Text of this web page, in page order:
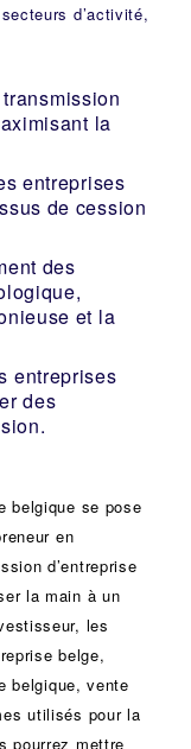
d’activité,
la
entreprises
de cession
des
et la
entreprises
des
belgique se pose
en
d’entreprise
la main à un
, les
belge,
belgique, vente
utilisés pour la
pourrez mettre